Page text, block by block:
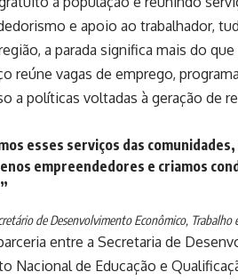
e apoio ao trabalhador,
a parada significa mais do
reúne vagas de emprego,
a políticas voltadas à geração de
esses serviços das
empreendedores e criamos
de Desenvolvimento Econômico, Trabalho
entre a Secretaria de
Nacional de Educação e